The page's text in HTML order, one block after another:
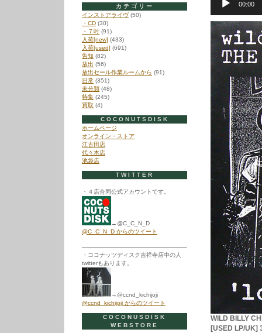
レ
ー
ヤ
ー
00:00
WILD BILLY
[USED LP/UK]
カテゴリー
インストアライヴ(50)
・CD (30)
・７吋 (91)
入荷[new] (433)
入荷[used] (691)
告知 (82)
放出 (56)
放出セール作業ルームから (91)
日常 (351)
未分類 (48)
特集 (245)
買取 (4)
COCONUTSDISK
ホームページ
オンライン・ストア
江古田店
代々木店
池袋店
TWITTER
・４店合同公式アカウントです。
→@C_C_N_D
@C_C_N_D からのツイート
・ココナッツディスク吉祥寺店中の人
twitterもあります。
→@ccnd_kichijoji
@ccnd_kichijoji からのツイート
COCONUSDISK
WEBSTORE